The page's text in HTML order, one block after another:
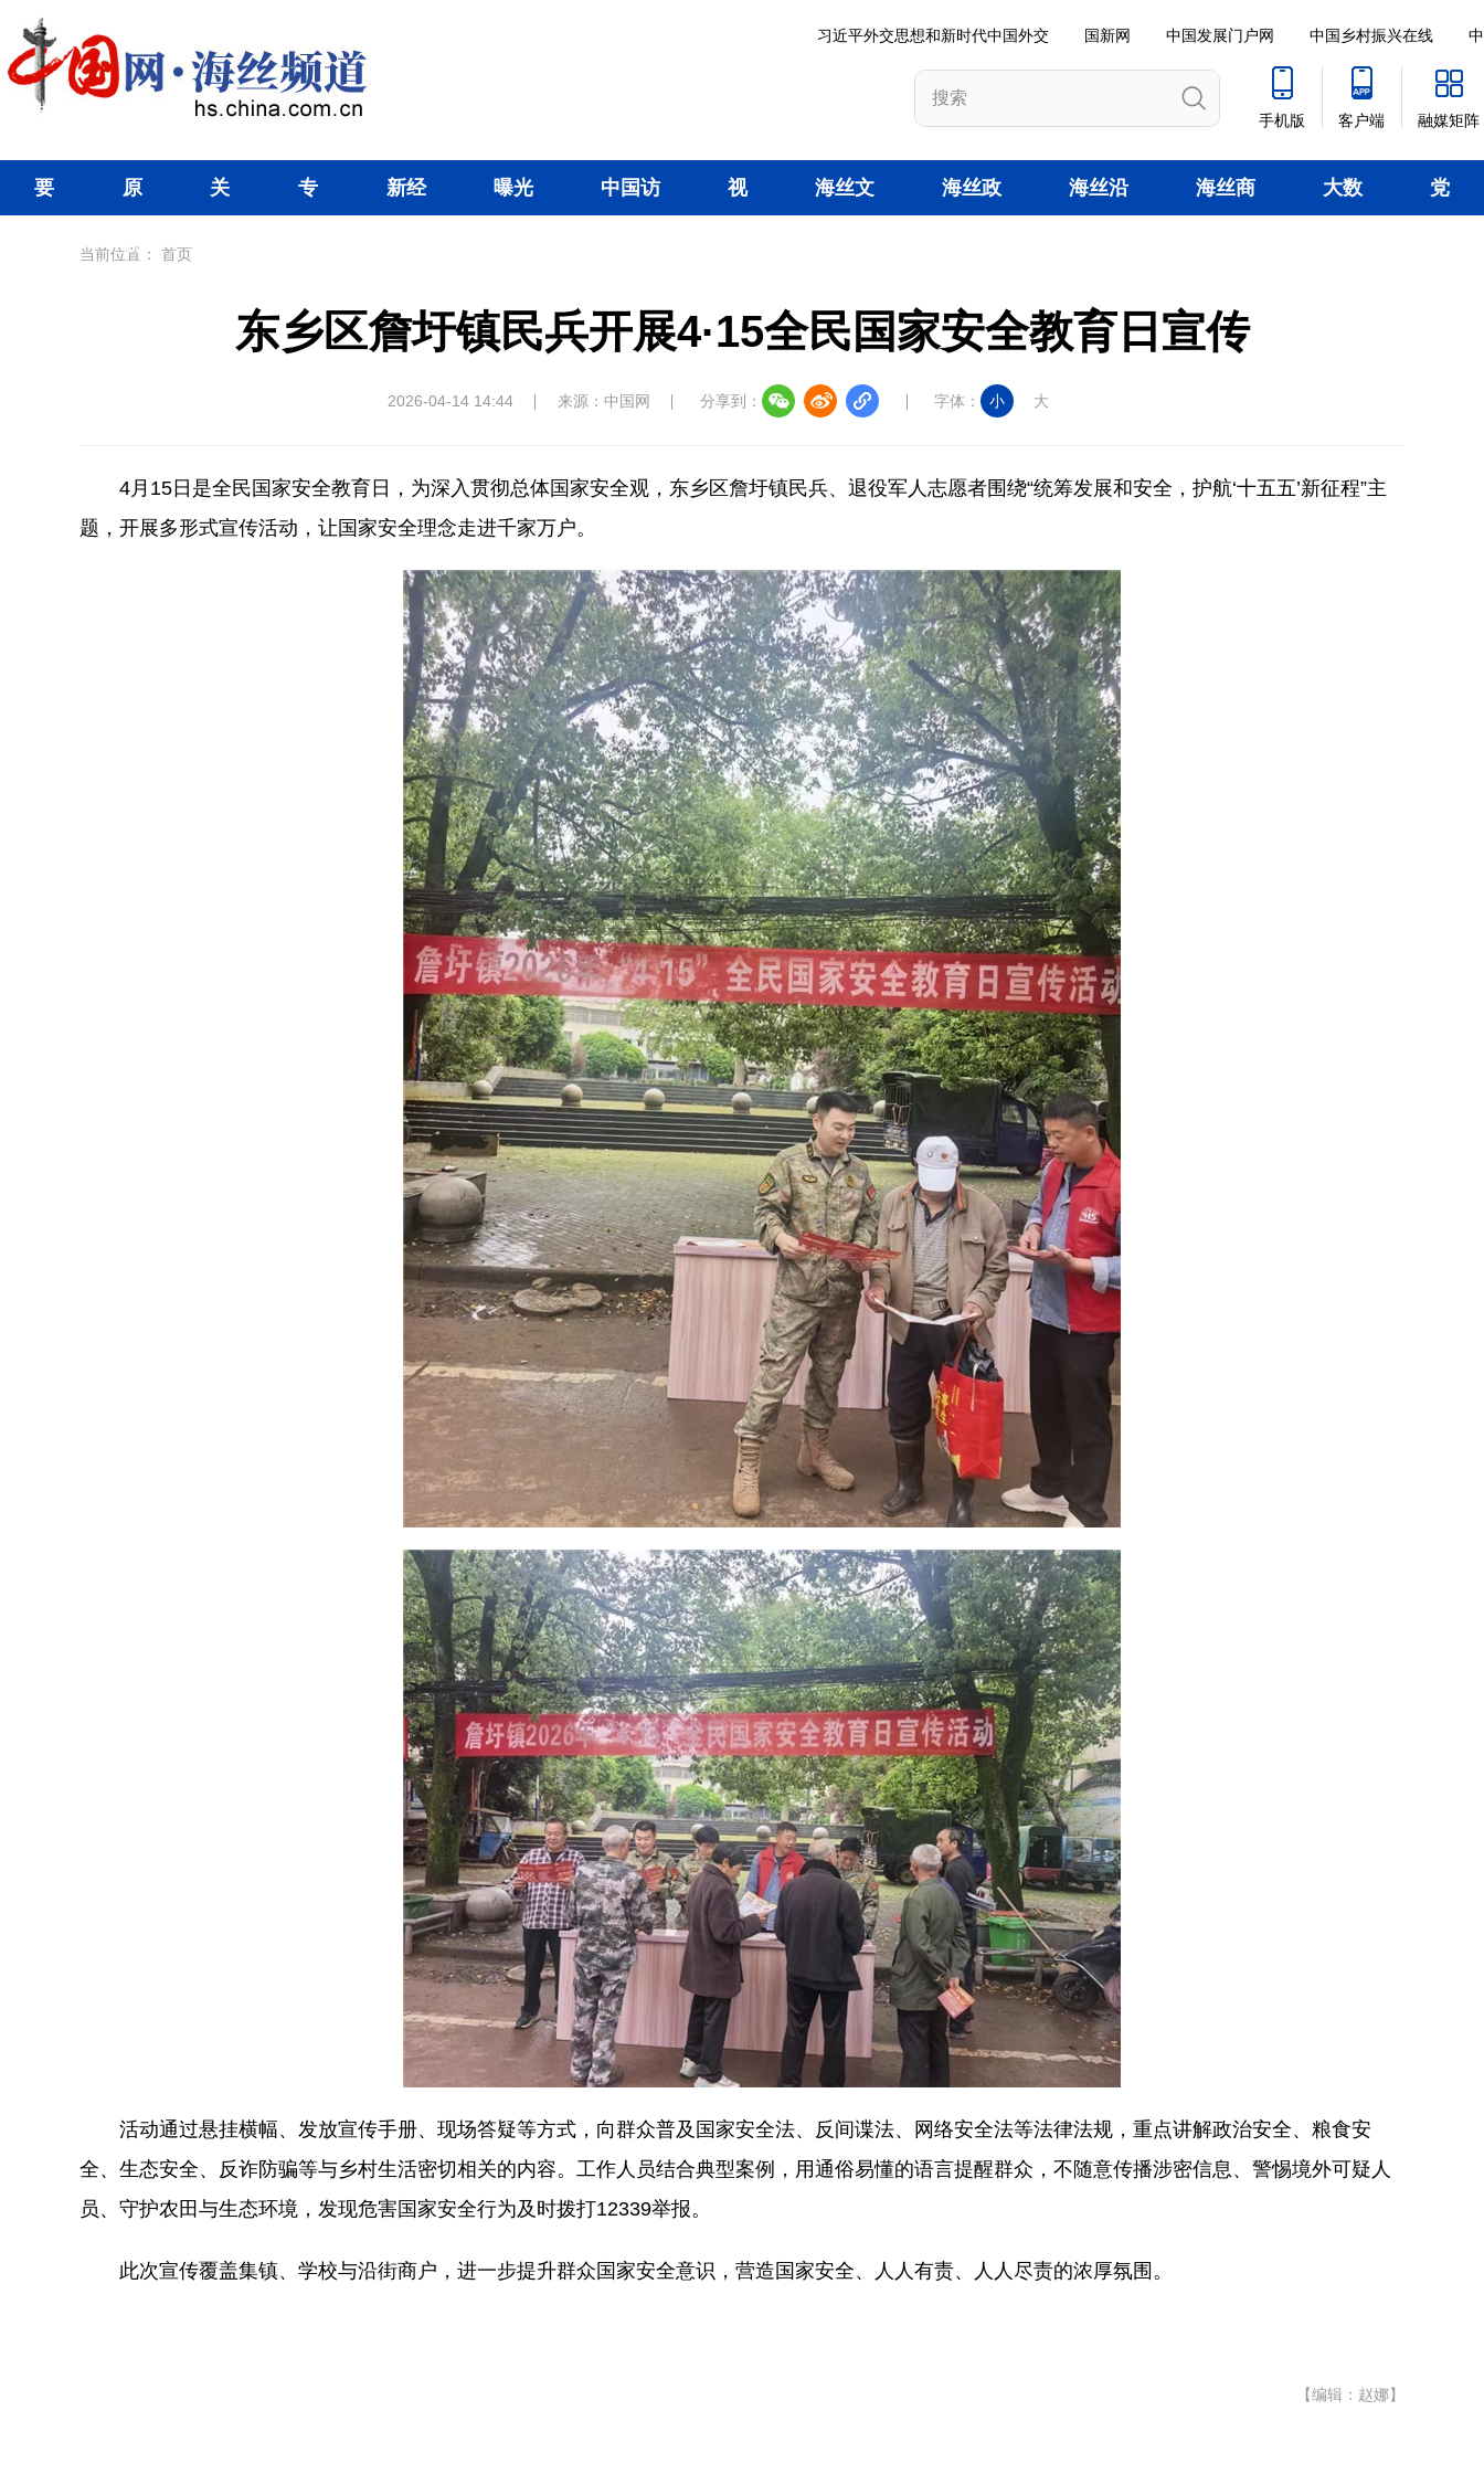
习近平外交思想和新时代中国外交 国新网 中国发展门户网 中国乡村振兴在线
手机版 客户端 融媒矩阵
要 原
创
关 专 新经 曝光 中国访 视 海丝文 海丝政 海丝沿 海丝商 大数 党
当前位置： 首页
东乡区詹圩镇民兵开展4·15全民国家安全教育日宣传
2026-04-14 14:44 来源：中国网 分享到： 字体： 小 大
4月15日是全民国家安全教育日，为深入贯彻总体国家安全观，东乡区詹圩镇民兵、退役军人志愿者围绕“统筹发展和安全，护航‘十五五’新征程”主
题，开展多形式宣传活动，让国家安全理念走进千家万户。
活动通过悬挂横幅、发放宣传手册、现场答疑等方式，向群众普及国家安全法、反间谍法、网络安全法等法律法规，重点讲解政治安全、粮食安
全、生态安全、反诈防骗等与乡村生活密切相关的内容。工作人员结合典型案例，用通俗易懂的语言提醒群众，不随意传播涉密信息、警惕境外可疑人
员、守护农田与生态环境，发现危害国家安全行为及时拨打12339举报。
此次宣传覆盖集镇、学校与沿街商户，进一步提升群众国家安全意识，营造国家安全、人人有责、人人尽责的浓厚氛围。
【编辑：赵娜】